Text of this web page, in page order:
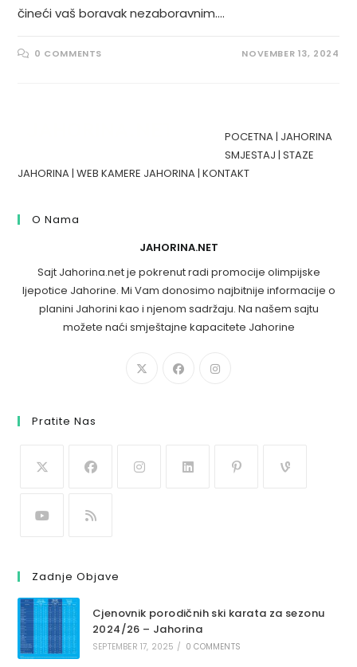
čineći vaš boravak nezaboravnim.…
0 COMMENTS NOVEMBER 13, 2024
POCETNA| JAHORINA
SMJESTAJ |STAZE
JAHORINA|WEB KAMERE JAHORINA|KONTAKT
O Nama
JAHORINA.NET
Sajt Jahorina.net je pokrenut radi promocije olimpijske
ljepotice Jahorine. Mi Vam donosimo najbitnije informacije o
planini Jahorini kao i njenom sadržaju. Na našem sajtu
možete naći smještajne kapacitete Jahorine
Pratite Nas
Zadnje Objave
Cjenovnik porodičnih ski karata za sezonu
2024/26 – Jahorina
SEPTEMBER 17, 2025 / 0 COMMENTS